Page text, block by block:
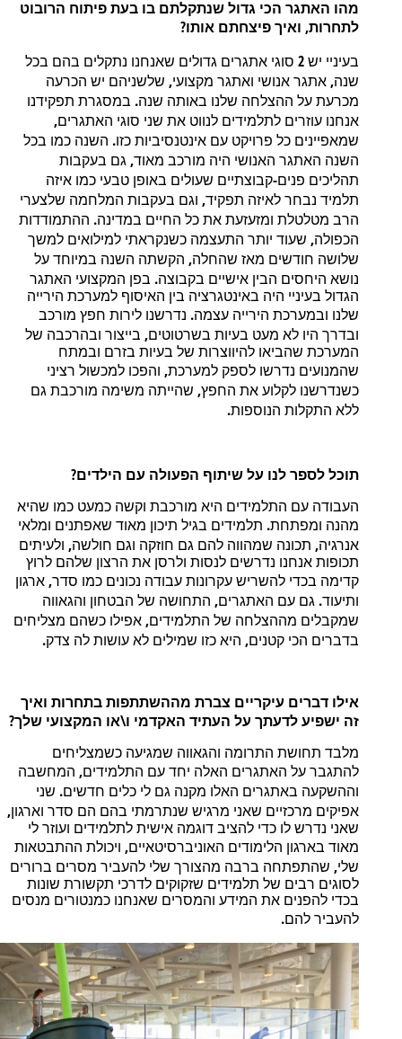
מהו האתגר הכי גדול שנתקלתם בו בעת פיתוח הרובוט
לתחרות, ואיך פיצחתם אותו?
בעיניי יש סוגי אתגרים גדולים שאנחנו נתקלים בהם בכל
שנה, אתגר אנושי ואתגר מקצועי, שלשניהם יש הכרעה
מכרעת על ההצלחה שלנו באותה שנה. במסגרת תפקידנו
אנחנו עוזרים לתלמידים לנווט את שני סוגי האתגרים,
שמאפיינים כל פרויקט עם אינטנסיביות כזו. השנה כמו בכל
השנה האתגר האנושי היה מורכב מאוד, גם בעקבות
תהליכים פנים-קבוצתיים שעולים באופן טבעי כמו איזה
תלמיד נבחר לאיזה תפקיד, וגם בעקבות המלחמה שלצערי
הרב מטלטלת ומזעזעת את כל החיים במדינה. ההתמודדות
הכפולה, שעוד יותר התעצמה כשנקראתי למילואים למשך
שלושה חודשים מאז שהחלה, הקשתה השנה במיוחד על
נושא היחסים הבין אישיים בקבוצה. בפן המקצועי האתגר
הגדול בעיניי היה באינטגרציה בין האיסוף למערכת הירייה
שלנו ובמערכת הירייה עצמה. נדרשנו לירות חפץ מורכב
ובדרך היו לא מעט בעיות בשרטוטים, בייצור ובהרכבה של
המערכת שהביאו להיווצרות של בעיות בזרם ובמתח
שהמנועים נדרשו לספק למערכת, והפכו למכשול רציני
כשנדרשנו לקלוע את החפץ, שהייתה משימה מורכבת גם
ללא התקלות הנוספות.
תוכל לספר לנו על שיתוף הפעולה עם הילדים?
העבודה עם התלמידים היא מורכבת וקשה כמעט כמו שהיא
מהנה ומפתחת. תלמידים בגיל תיכון מאוד שאפתנים ומלאי
אנרגיה, תכונה שמהווה להם גם חוזקה וגם חולשה, ולעיתים
תכופות אנחנו נדרשים לנסות ולרסן את הרצון שלהם לרוץ
קדימה בכדי להשריש עקרונות עבודה נכונים כמו סדר, ארגון
ותיעוד. גם עם האתגרים, התחושה של הבטחון והגאווה
שמקבלים מההצלחה של התלמידים, אפילו כשהם מצליחים
בדברים הכי קטנים, היא כזו שמילים לא עושות לה צדק.
אילו דברים עיקריים צברת מההשתתפות בתחרות ואיך
זה ישפיע לדעתך על העתיד האקדמי ו\או המקצועי שלך?
מלבד תחושת התרומה והגאווה שמגיעה כשמצליחים
להתגבר על האתגרים האלה יחד עם התלמידים, המחשבה
וההשקעה באתגרים האלו מקנה גם לי כלים חדשים. שני
אפיקים מרכזיים שאני מרגיש שנתרמתי בהם הם סדר וארגון,
שאני נדרש לו כדי להציב דוגמה אישית לתלמידים ועוזר לי
מאוד בארגון הלימודים האוניברסיטאיים, ויכולת ההתבטאות
שלי, שהתפתחה ברבה מהצורך שלי להעביר מסרים ברורים
לסוגים רבים של תלמידים שזקוקים לדרכי תקשורת שונות
בכדי להפנים את המידע והמסרים שאנחנו כמנטורים מנסים
להעביר להם.